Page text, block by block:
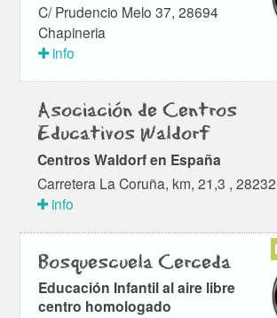
C/ Prudencio Melo 37, 28694
Chapineria
info
Asociación de Centros
Educativos Waldorf
Centros Waldorf en España
Carretera La Coruña, km, 21,3 ,
info
Bosquescuela Cerceda
Educación Infantil al aire libre
centro homologado